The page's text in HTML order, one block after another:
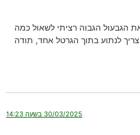
הגבעול הגבוה רציתי לשאול כמה
לנתוע בתוך הגרטל אחד, תודה
30/03/2025 בשעה 14:23